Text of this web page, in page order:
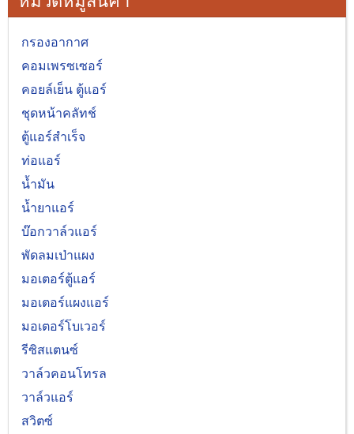
กรองอากาศ
คอมเพรซเซอร์
คอยล์เย็น ตู้แอร์
ชุดหน้าคลัทช์
ตู้แอร์สำเร็จ
ท่อแอร์
น้ำมัน
น้ำยาแอร์
บ๊อกวาล์วแอร์
พัดลมเป่าแผง
มอเตอร์ตู้แอร์
มอเตอร์แผงแอร์
มอเตอร์โบเวอร์
รีซิสแตนซ์
วาล์วคอนโทรล
วาล์วแอร์
สวิตซ์